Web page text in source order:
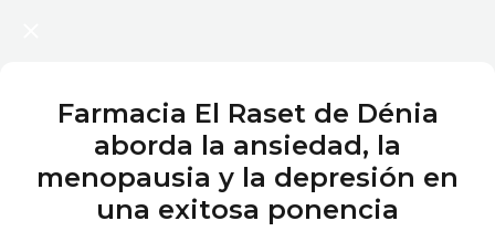
Farmacia El Raset de Dénia
aborda la ansiedad, la
menopausia y la depresión en
una exitosa ponencia